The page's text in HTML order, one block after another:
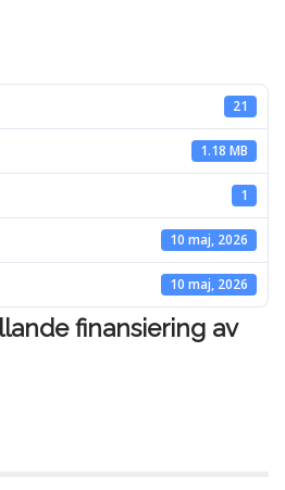
21
1.18 MB
1
10 maj, 2026
10 maj, 2026
finansiering av